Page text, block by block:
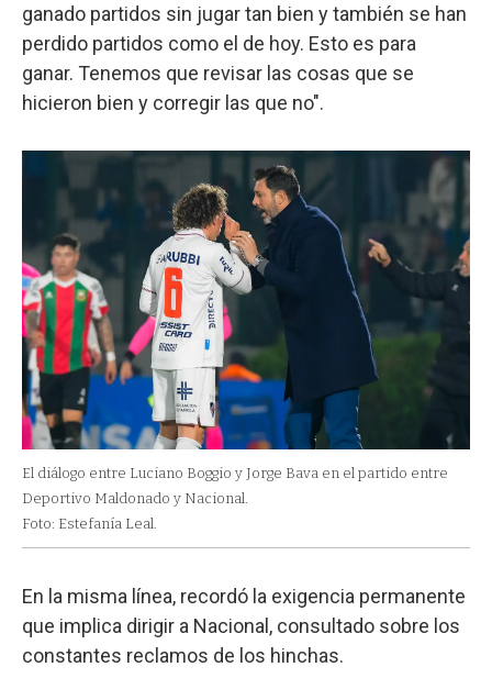
ganado partidos sin jugar tan bien y también se han
perdido partidos como el de hoy. Esto es para
ganar. Tenemos que revisar las cosas que se
hicieron bien y corregir las que no".
El diálogo entre Luciano Boggio y Jorge Bava en el partido entre
Deportivo Maldonado y Nacional.
Foto: Estefanía Leal.
En la misma línea, recordó la exigencia permanente
que implica dirigir a Nacional, consultado sobre los
constantes reclamos de los hinchas.